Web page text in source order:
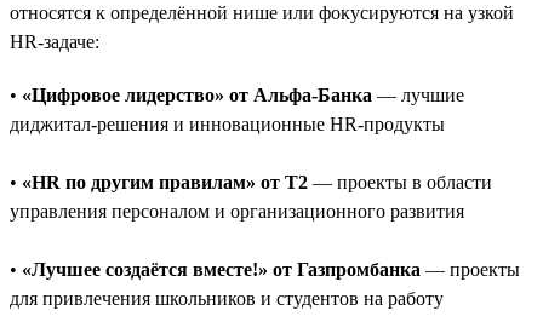
относятся к определённой нише или фокусируются на узкой
HR-задаче:
• «Цифровое лидерство» от Альфа-Банка — лучшие
диджитал-решения и инновационные HR-продукты
• «HR по другим правилам» от T2 — проекты в области
управления персоналом и организационного развития
• «Лучшее создаётся вместе!» от Газпромбанка — проекты
для привлечения школьников и студентов на работу